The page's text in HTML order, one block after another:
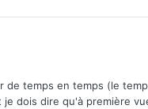
de temps en temps (le
dois dire qu'à première